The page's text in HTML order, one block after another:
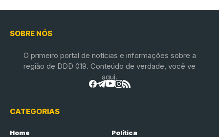
SOBRE NÓS
O primeiro portal de notícias e informações sobre a
região de DDD 019. Conteúdo de verdade, você ve
aqui.
CATEGORIAS
Home
Política